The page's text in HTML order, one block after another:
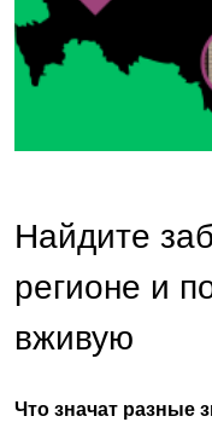
Найдите
регионе и
вживую
Что значат разные